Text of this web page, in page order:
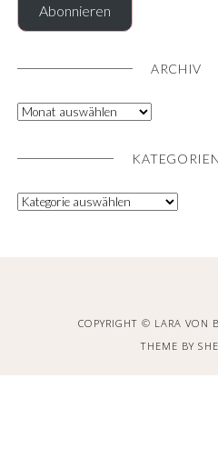
Abonnieren
ARCHIV
KATEGORIEN
COPYRIGHT © LARA VON
THEME BY